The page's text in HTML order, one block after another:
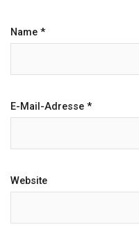
Name *
E-Mail-Adresse *
Website